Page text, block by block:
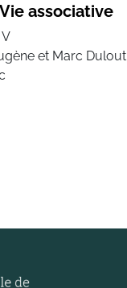
associative
et Marc Dulout